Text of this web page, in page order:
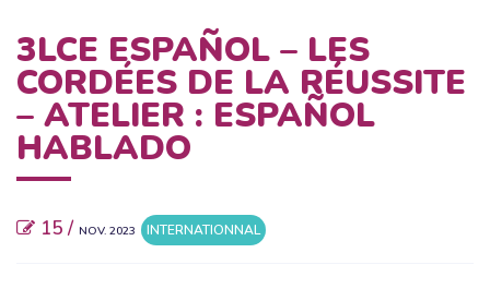
3LCE ESPAÑOL – LES
CORDÉES DE LA RÉUSSITE
– ATELIER : ESPAÑOL
HABLADO
15 / NOV. 2023 INTERNATIONNAL